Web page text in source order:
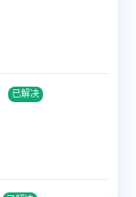
已解决